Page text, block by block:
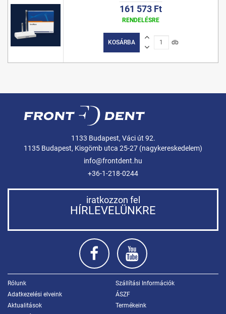
161 573 Ft
RENDELÉSRE
KOSÁRBA db
1133 Budapest, Váci út 92.
1135 Budapest, Kisgömb utca 25-27 (nagykereskedelem)
info@frontdent.hu
+36-1-218-0244
iratkozzon fel
HÍRLEVELÜNKRE
Rólunk
Szállítási Információk
Adatkezelési elveink
ÁSZF
Aktualitások
Termékeink